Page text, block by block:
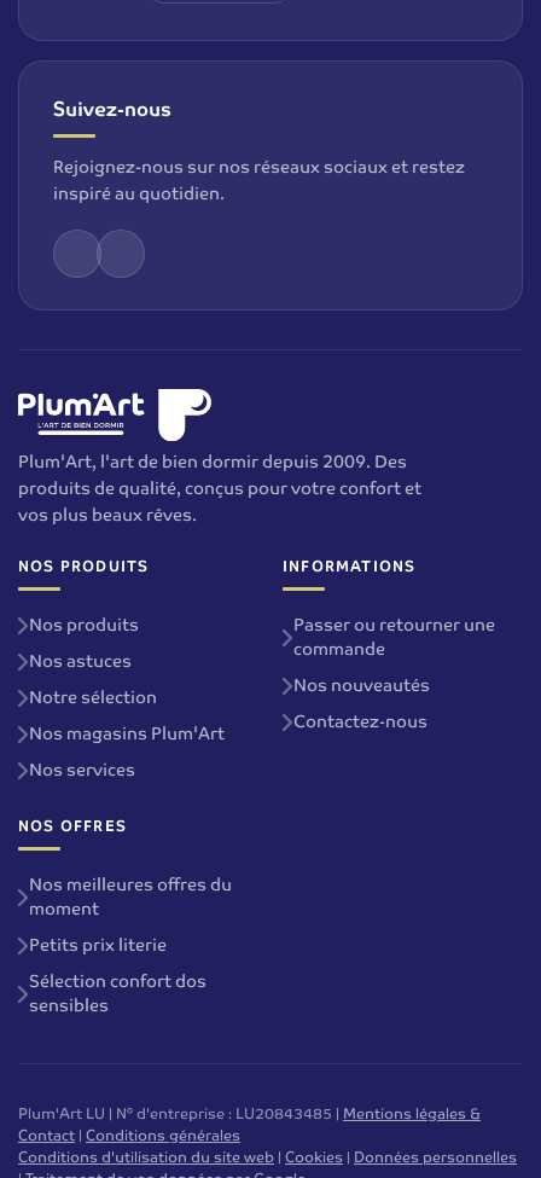
Suivez-nous
Rejoignez-nous sur nos réseaux sociaux et restez
inspiré au quotidien.
Plum'Art, l'art de bien dormir depuis 2009. Des
produits de qualité, conçus pour votre confort et
vos plus beaux rêves.
NOS PRODUITS
Nos produits
Nos astuces
Notre sélection
Nos magasins Plum'Art
Nos services
INFORMATIONS
Passer ou retourner une
commande
Nos nouveautés
Contactez-nous
NOS OFFRES
Nos meilleures offres du
moment
Petits prix literie
Sélection confort dos
sensibles
Plum'Art LU | N° d'entreprise : LU20843485 | Mentions légales &
Contact | Conditions générales
Conditions d'utilisation du site web | Cookies | Données personnelles